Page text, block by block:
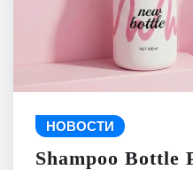
НОВОСТИ
Shampoo Bottle